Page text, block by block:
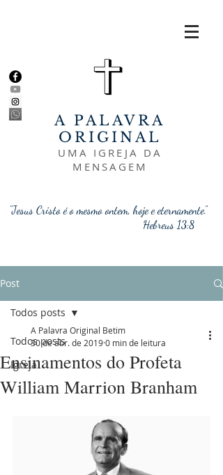
A PALAVRA
ORIGINAL
UMA IGREJA DA
MENSAGEM
"Jesus Cristo é o mesmo ontem, hoje e eternamente."
Hebreus 13:8
Post
Todos posts
Igreja
Todos posts
Ensinamentos do Profeta
William Marrion Branham
A Palavra Original Betim
30 de abr. de 20190 min de leitura